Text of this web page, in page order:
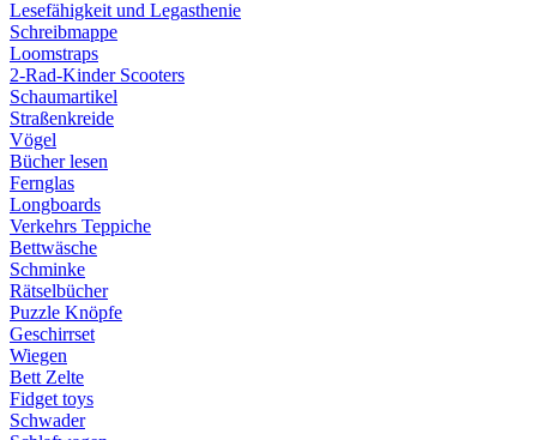
Lesefähigkeit und Legasthenie
Schreibmappe
Loomstraps
2-Rad-Kinder Scooters
Schaumartikel
Straßenkreide
Vögel
Bücher lesen
Fernglas
Longboards
Verkehrs Teppiche
Bettwäsche
Schminke
Rätselbücher
Puzzle Knöpfe
Geschirrset
Wiegen
Bett Zelte
Fidget toys
Schwader